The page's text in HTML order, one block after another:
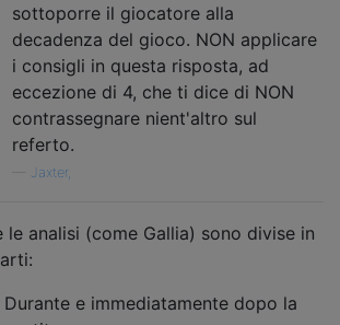
sottoporre il giocatore alla
decadenza del gioco. NON applicare
i consigli in questa risposta, ad
eccezione di 4, che ti dice di NON
contrassegnare nient'altro sul
referto.
Jaxter,
le analisi (come Gallia) sono divise in
Durante e immediatamente dopo la